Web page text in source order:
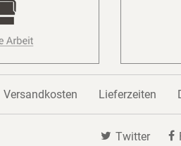
Versandkosten Lieferzeiten
Twitter